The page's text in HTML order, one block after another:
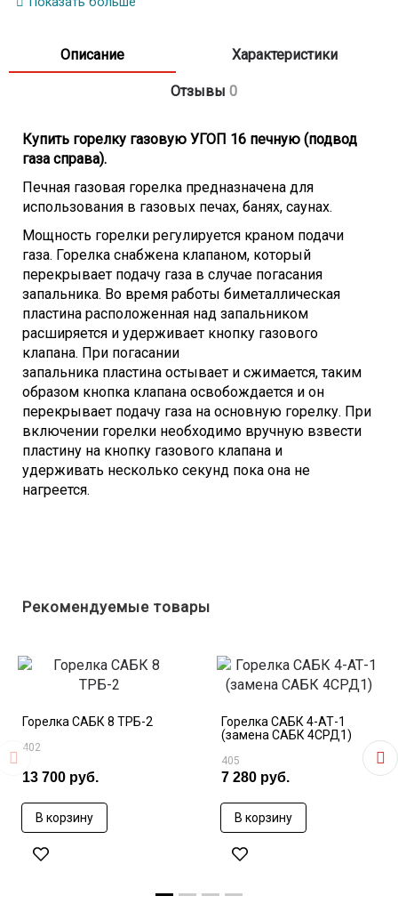
Описание Характеристики
Отзывы 0
Купить горелку газовую УГОП 16 печную (подвод
газа справа).
Печная газовая горелка предназначена для
использования в газовых печах, банях, саунах.
Мощность горелки регулируется краном подачи
газа. Горелка снабжена клапаном, который
перекрывает подачу газа в случае погасания
запальника. Во время работы биметаллическая
пластина расположенная над запальником
расширяется и удерживает кнопку газового
клапана. При погасании
запальника пластина остывает и сжимается, таким
образом кнопка клапана освобождается и он
перекрывает подачу газа на основную горелку. При
включении горелки необходимо вручную взвести
пластину на кнопку газового клапана и
удерживать несколько секунд пока она не
нагреется.
Рекомендуемые товары
Горелка САБК 8 ТРБ-2
402
13 700 руб.
В корзину
Горелка САБК 4-АТ-1
(замена САБК 4СРД1)
405
7 280 руб.
В корзину